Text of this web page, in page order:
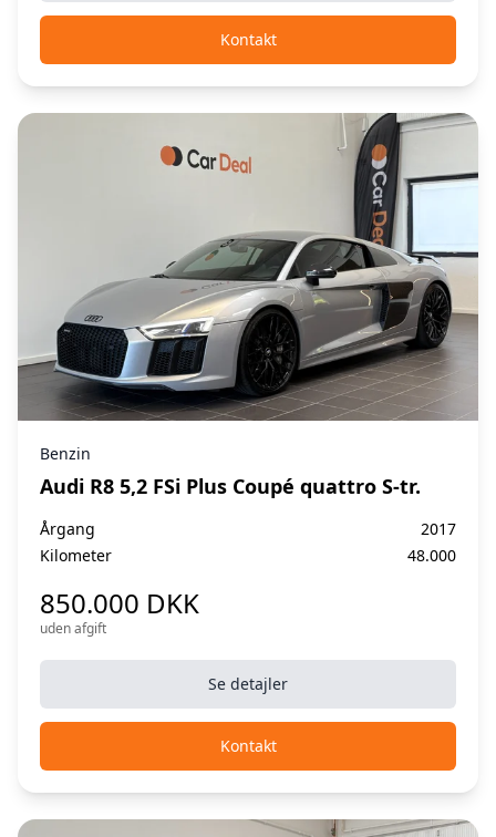
Kontakt
Benzin
Audi R8 5,2 FSi Plus Coupé quattro S-tr.
Årgang
2017
Kilometer
48.000
850.000 DKK
uden afgift
Se detajler
Kontakt